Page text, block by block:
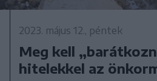
2023. május 12., péntek
Meg kell
hitelekkel az